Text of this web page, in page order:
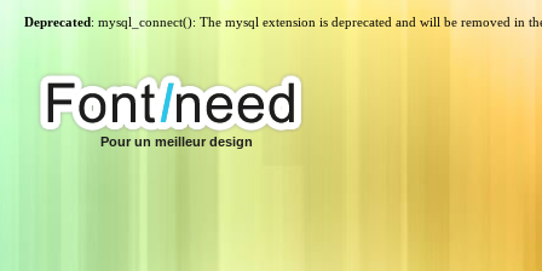
Deprecated: mysql_connect(): The mysql extension is deprecated and will be removed in
Pour un meilleur design